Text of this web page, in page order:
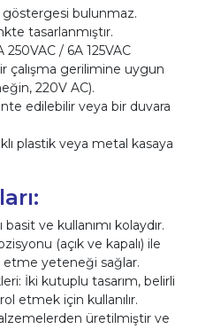
göstergesi bulunmaz.
tasarlanmıştır.
/ 6A 125VAC
çalışma gerilimine uygun
220V AC).
edilebilir veya bir duvara
plastik veya metal kasaya
basit ve kullanımı kolaydır.
(açık ve kapalı) ile
etme yeteneği sağlar.
İki kutuplu tasarım, belirli
etmek için kullanılır.
üretilmiştir ve